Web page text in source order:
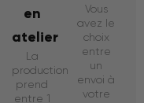
en
atelier
La
production
prend
entre 1
Vous
avez le
choix
entre
un
envoi à
votre